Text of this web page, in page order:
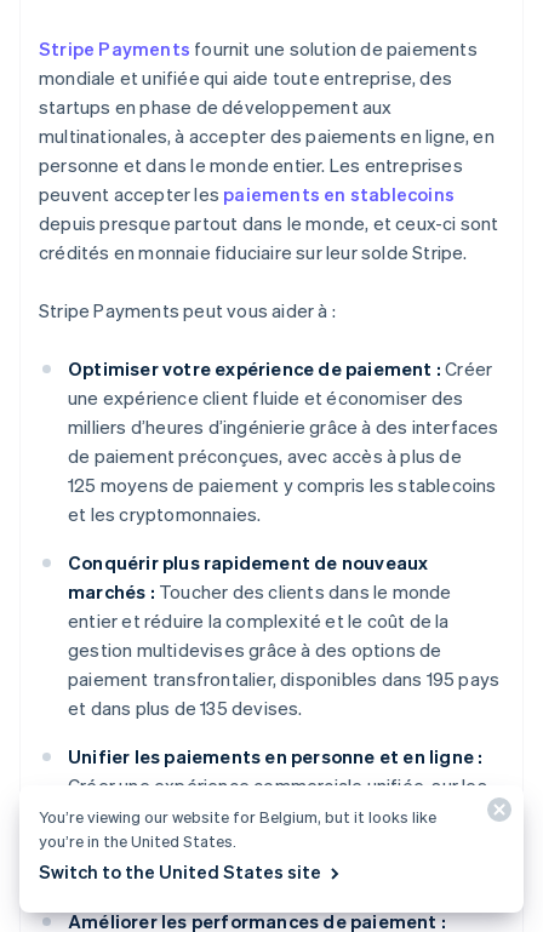
Stripe Payments fournit une solution de paiements
mondiale et unifiée qui aide toute entreprise, des
startups en phase de développement aux
multinationales, à accepter des paiements en ligne, en
personne et dans le monde entier. Les entreprises
peuvent accepter les paiements en stablecoins
depuis presque partout dans le monde, et ceux-ci sont
crédités en monnaie fiduciaire sur leur solde Stripe.
Stripe Payments peut vous aider à :
Optimiser votre expérience de paiement : Créer
une expérience client fluide et économiser des
milliers d’heures d’ingénierie grâce à des interfaces
de paiement préconçues, avec accès à plus de
125 moyens de paiement y compris les stablecoins
et les cryptomonnaies.
Conquérir plus rapidement de nouveaux
marchés : Toucher des clients dans le monde
entier et réduire la complexité et le coût de la
gestion multidevises grâce à des options de
paiement transfrontalier, disponibles dans 195 pays
et dans plus de 135 devises.
Unifier les paiements en personne et en ligne :
Créer une expérience commerciale unifiée, sur les
canaux en ligne et en personne, afin de
personnaliser les interactions, récompenser la
fidélité et augmenter les revenus.
Améliorer les performances de paiement :
You’re viewing our website for Belgium, but it looks like
you’re in the United States.
Switch to the United States site